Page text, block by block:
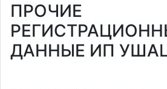
ПРОЧИЕ
ДАННЫЕ ИП